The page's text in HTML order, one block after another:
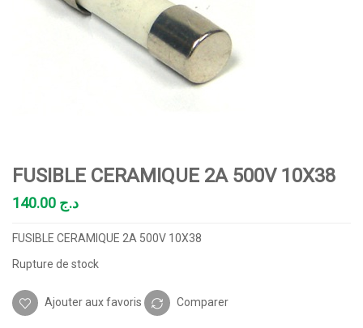
FUSIBLE CERAMIQUE 2A 500V 10X38
د.ج
FUSIBLE CERAMIQUE 2A 500V 10X38
Rupture de stock
Ajouter aux favoris Comparer